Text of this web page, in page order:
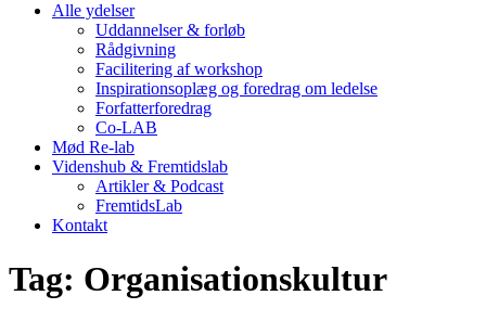
Alle ydelser
Uddannelser & forløb
Rådgivning
Facilitering af workshop
Inspirationsoplæg og foredrag om ledelse
Forfatterforedrag
Co-LAB
Mød Re-lab
Videnshub & Fremtidslab
Artikler & Podcast
FremtidsLab
Kontakt
Tag: Organisationskultur